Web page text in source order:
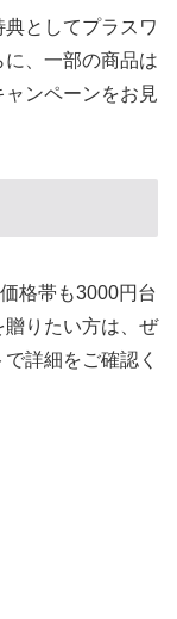
としてプラスワ
、一部の商品は
ンペーンをお見
格帯も3000円台
りたい方は、ぜ
詳細をご確認く